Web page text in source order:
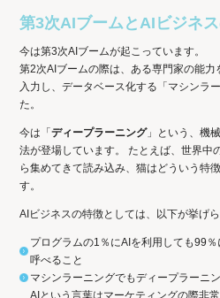
第3次AIブームとAIビジネ
今は第3次AIブームが起こっています。
第2次AIブームの際は、ある専門家の能
入力し、データベース化する「マシンラ
た。
今は「 ディープラーニング」という、機
法が登場しています。 たとえば、世界中
ら集めてきて読み込み、猫はどういう特
す。
AIビジネスの特徴としては、以下が挙げら
プログラムの1％にAIを利用しても99
呼べること
マシンラーニングでもディープラーニ
AIという言葉はマーケティングの際非